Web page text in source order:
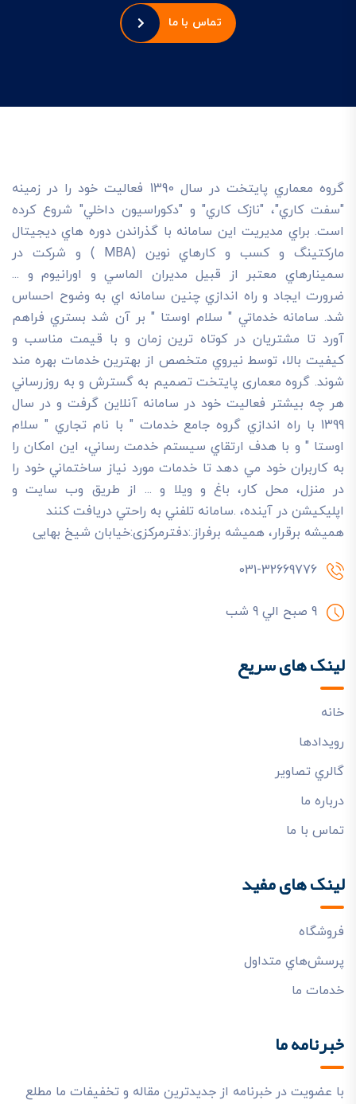
تماس با ما
گروه معماري پايتخت در سال 1390 فعاليت خود را در زمينه
"سفت کاري"، "نازک کاري" و "دکوراسيون داخلي" شروع کرده
است. براي مديريت اين سامانه با گذراندن دوره هاي ديجيتال
مارکتينگ و کسب و کارهاي نوين (MBA ) و شرکت در
سمينارهاي معتبر از قبيل مديران الماسي و اورانيوم و ...
ضرورت ايجاد و راه اندازي چنين سامانه اي به وضوح احساس
شد. سامانه خدماتي " سلام اوستا " بر آن شد بستري فراهم
آورد تا مشتريان در کوتاه ترين زمان و با قيمت مناسب و
کيفيت بالا، توسط نيروي متخصص از بهترين خدمات بهره مند
شوند. گروه معماری پایتخت تصميم به گسترش و به روزرساني
هر چه بيشتر فعاليت خود در سامانه آنلاين گرفت و در سال
1399 با راه اندازي گروه جامع خدمات " با نام تجاري " سلام
اوستا " و با هدف ارتقاي سيستم خدمت رساني، اين امکان را
به کاربران خود مي دهد تا خدمات مورد نياز ساختماني خود را
در منزل، محل کار، باغ و ويلا و ... از طريق وب سايت و
اپليکيشن در آينده، .سامانه تلفني به راحتي دريافت کنند
هميشه برقرار، هميشه برفراز.:دفترمرکزی:خیابان شیخ بهایی
031-32669776
9 صبح الي 9 شب
لینک های سریع
خانه
رويدادها
گالري تصاوير
درباره ما
تماس با ما
لینک های مفید
فروشگاه
پرسش‌هاي متداول
خدمات ما
خبرنامه ما
با عضویت در خبرنامه از جدیدترین مقاله و تخفیفات ما مطلع